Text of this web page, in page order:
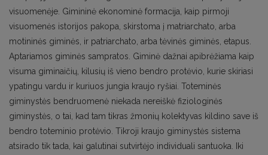
visuomenėje. Gimininė ekonominė formacija, kaip pirmoji
visuomenės istorijos pakopa, skirstoma į matriarchato, arba
motininės giminės, ir patriarchato, arba tėvinės giminės, etapus.
Aptariamos giminės sampratos. Giminė dažnai apibrėžiama kaip
visuma giminaičių, kilusių iš vieno bendro protėvio, kurie skiriasi
ypatingu vardu ir kuriuos jungia kraujo ryšiai. Toteminės
giminystės bendruomenė niekada nereiškė fiziologinės
giminystės, o tai, kad tam tikras žmonių kolektyvas kildino save iš
bendro toteminio protėvio. Tikroji kraujo giminystės sistema
atsirado tik tada, kai galutinai sutvirtėjo individuali santuoka. Iki